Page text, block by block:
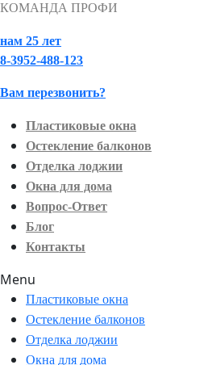
КОМАНДА ПРОФИ
нам 25 лет
8-3952-488-123
Вам перезвонить?
Пластиковые окна
Остекление балконов
Отделка лоджии
Окна для дома
Вопрос-Ответ
Блог
Контакты
Menu
Пластиковые окна
Остекление балконов
Отделка лоджии
Окна для дома